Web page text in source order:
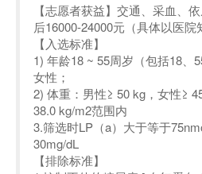
【志愿者获益】交通、采血、
后16000-24000元（具体以医院
【入选标准】
1) 年龄18 ~ 55周岁（包括18、
女性；
2) 体重：男性≥ 50 kg，女性≥
38.0 kg/m2范围内
3.筛选时LP（a）大于等于
30mg/dL
【排除标准】